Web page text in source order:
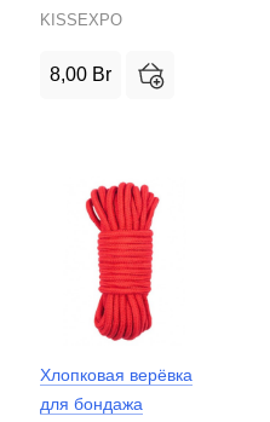
KISSEXPO
8,00 Br
Хлопковая верёвка
для бондажа